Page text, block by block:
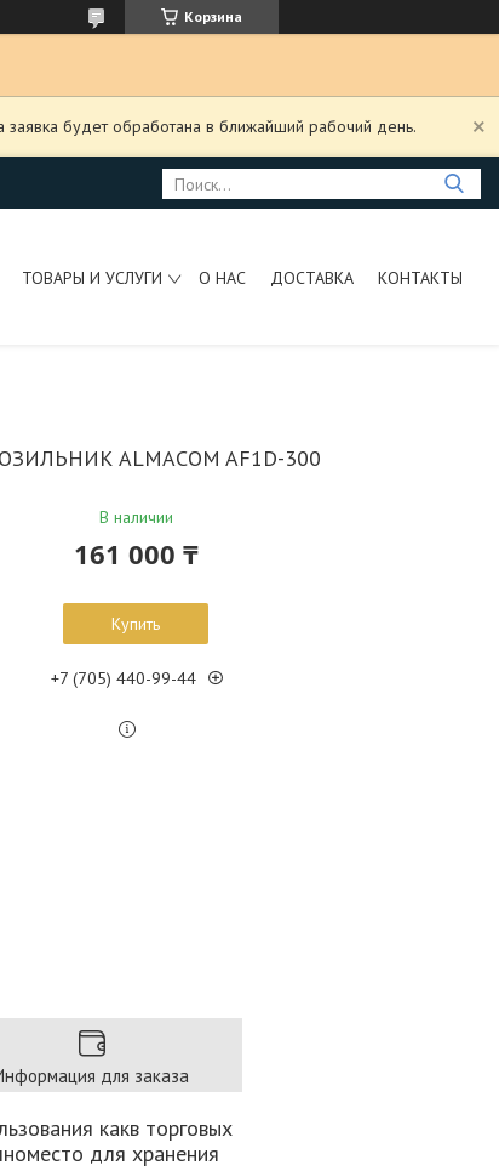
Корзина
будет обработана в ближайший рабочий день.
ТОВАРЫ И УСЛУГИ О НАС ДОСТАВКА КОНТАКТЫ
ALMACOM AF1D-300
В наличии
161 000 ₸
Купить
+7 (705) 440-99-44
для заказа
какв торговых
для хранения